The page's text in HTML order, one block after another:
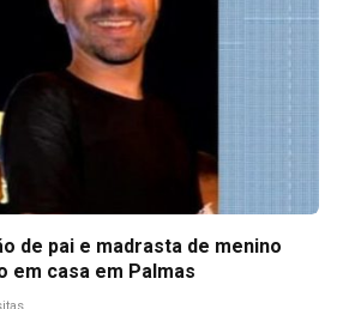
de pai e madrasta de menino
em casa em Palmas